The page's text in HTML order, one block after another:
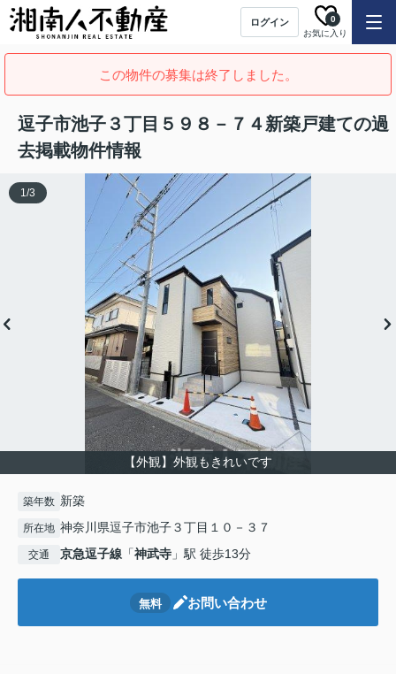
ログイン
お気に入り
0
この物件の募集は終了しました。
逗子市池子３丁目５９８－７４新築戸建ての過
去掲載物件情報
【外観】外観もきれいです
1/3
築年数 新築
所在地 神奈川県逗子市池子３丁目１０－３７
交通 京急逗子線 「神武寺 」駅 徒歩13分
無料 お問い合わせ